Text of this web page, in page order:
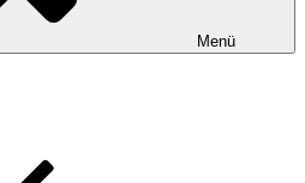
Menü